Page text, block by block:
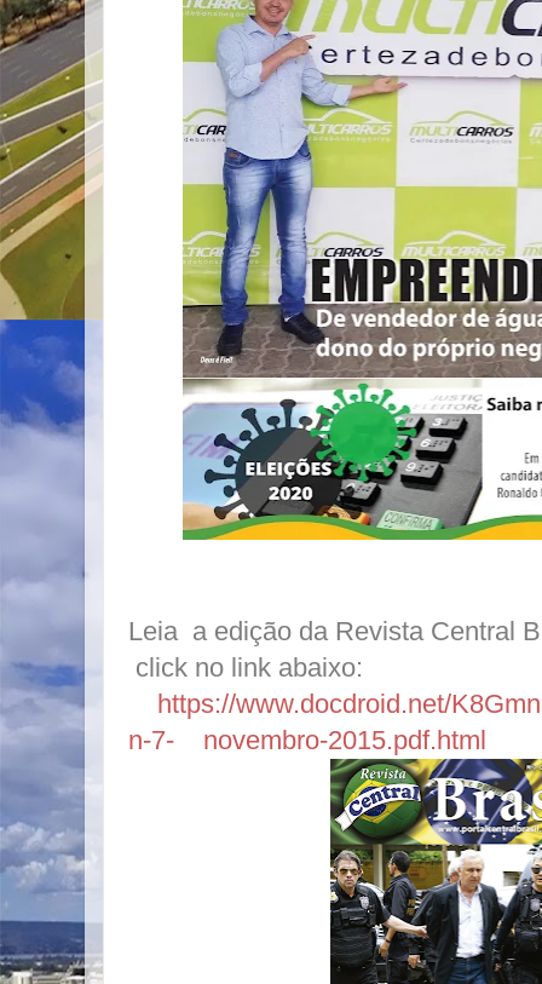
Leia a edição da Revista Central
click no link abaixo:
https://www.docdroid.net/
n-7- novembro-2015.pdf.html